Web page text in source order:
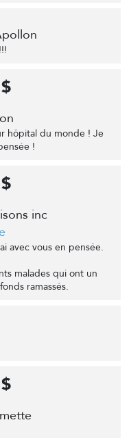
hôpital du monde ! Je
!
inc
avec vous en pensée.
malades qui ont un
ramassés.